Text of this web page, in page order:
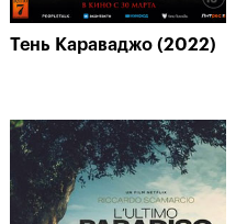
Тень Караваджо (2022)